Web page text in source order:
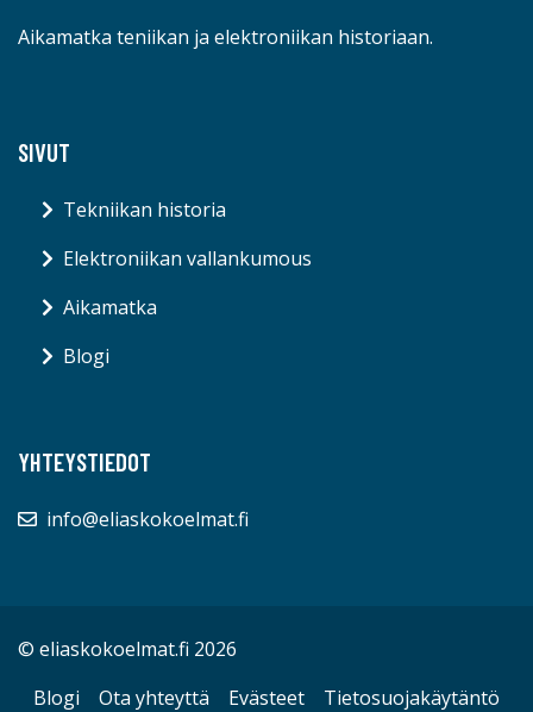
Aikamatka teniikan ja elektroniikan historiaan.
SIVUT
Tekniikan historia
Elektroniikan vallankumous
Aikamatka
Blogi
YHTEYSTIEDOT
info@eliaskokoelmat.fi
© eliaskokoelmat.fi 2026
Blogi
Ota yhteyttä Evästeet Tietosuojakäytäntö